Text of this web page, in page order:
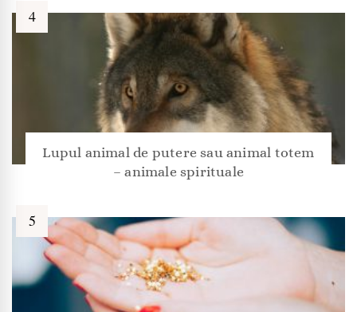
Lupul animal de putere sau animal totem
– animale spirituale